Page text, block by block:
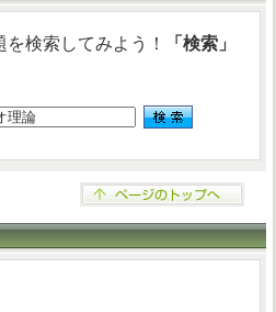
検索してみよう！
「検索」